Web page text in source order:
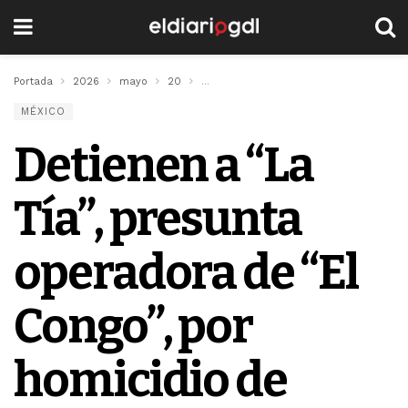
Portada 2026 mayo 20 Detienen a “La Tía”, presunta
MÉXICO
Detienen a “La
Tía”, presunta
operadora de “El
Congo”, por
homicidio de